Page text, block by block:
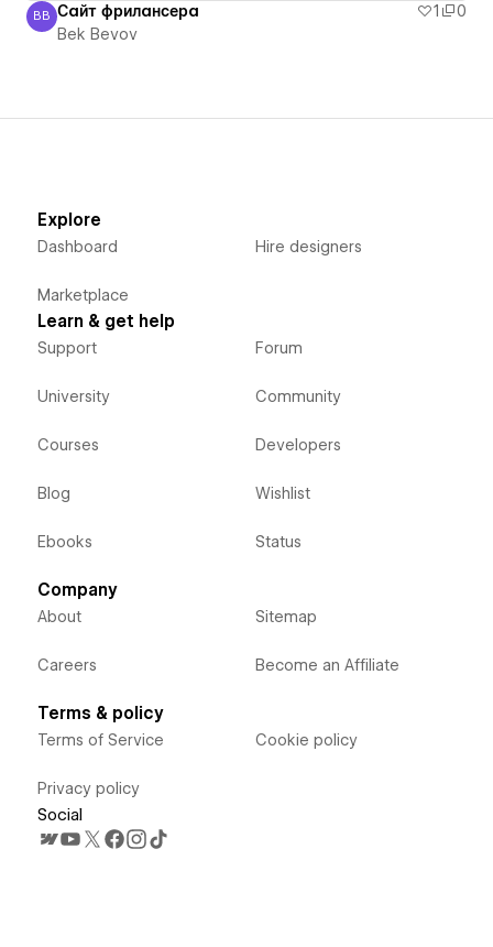
Bek Bevov
BB Сайт фрилансера 1
0
Bek Bevov
Explore
Dashboard
Marketplace
Hire designers
Learn & get help
Support
University
Courses
Blog
Ebooks
Forum
Community
Developers
Wishlist
Status
Company
About
Careers
Sitemap
Become an Affiliate
Terms & policy
Terms of Service
Privacy policy
Cookie policy
Social